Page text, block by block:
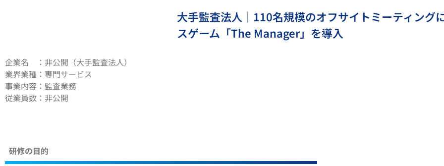
大手監査法人｜110名規模のオフサイトミーティング
スゲーム「The Manager」を導入
企業名 ：非公開（大手監査法人）
業界業種：専門サービス
事業内容：監査業務
従業員数：非公開
研修の目的